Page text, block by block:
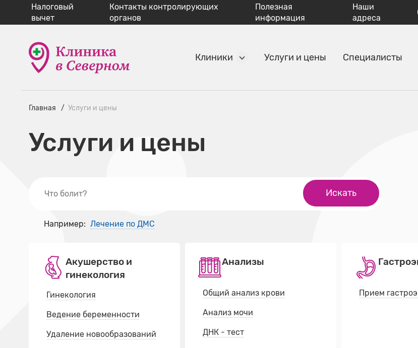
Налоговый
вычет
Контакты контролирующих
органов
Полезная
информация
Наши
адреса
Клиники Услуги и цены Специалисты
Главная Услуги и цены
Услуги и цены
Искать
Например: Лечение по ДМС
Акушерство и
гинекология
Гинекология
Ведение беременности
Удаление новообразований
Анализы
Общий анализ крови
Анализ мочи
ДНК - тест
Прием